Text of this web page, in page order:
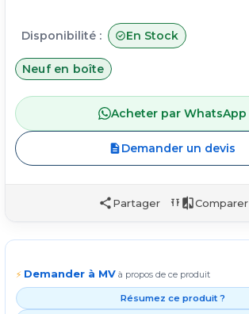
Disponibilité : En Stock
Neuf en boîte
Acheter par WhatsApp
Demander un devis
Partager Comparer
⚡ Demander à MV à propos de ce produit
Résumez ce produit ?